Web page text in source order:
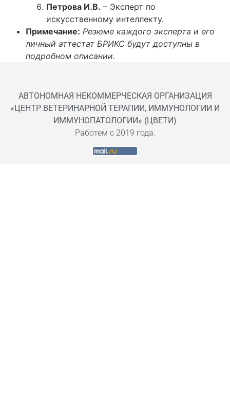
Петрова И.В. – Эксперт по
искусственному интеллекту.
Примечание: Резюме каждого эксперта и его
личный аттестат БРИКС будут доступны в
подробном описании.
АВТОНОМНАЯ НЕКОММЕРЧЕСКАЯ ОРГАНИЗАЦИЯ
«ЦЕНТР ВЕТЕРИНАРНОЙ ТЕРАПИИ, ИММУНОЛОГИИ И
ИММУНОПАТОЛОГИИ» (ЦВЕТИ)
Работем с 2019 года.